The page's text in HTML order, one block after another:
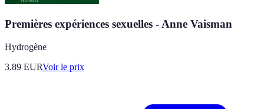
Premières expériences sexuelles - Anne Vaisman
Hydrogène
3.89 EURVoir le prix